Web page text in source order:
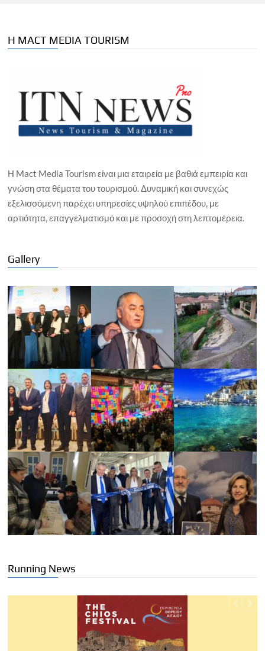
Η MACT MEDIA TOURISM
Η Mact Media Tourism είναι μια εταιρεία με βαθιά εμπειρία και
γνώση στα θέματα του τουρισμού. Δυναμική και συνεχώς
εξελισσόμενη παρέχει υπηρεσίες υψηλού επιπέδου, με
αρτιότητα, επαγγελματισμό και με προσοχή στη λεπτομέρεια.
Gallery
Running News